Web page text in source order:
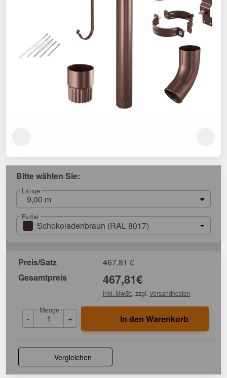
Bitte wählen Sie:
Länge
9,00 m
Farbe
Schokoladenbraun (RAL 8017)
Preis/Satz 467,81 €
Gesamtpreis
467,81€
inkl. MwSt. , zzgl. Versandkosten
-
Menge
+ In den Warenkorb
Vergleichen